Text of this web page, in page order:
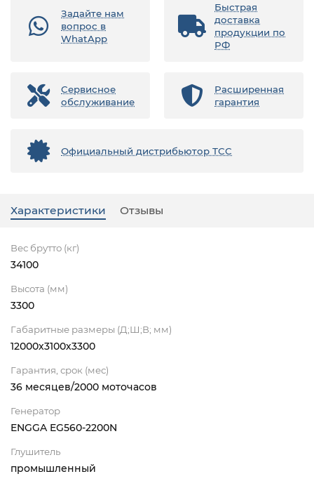
Задайте нам
вопрос в
WhatApp
Быстрая
доставка
продукции по
РФ
Сервисное
обслуживание
Расширенная
гарантия
Официальный дистрибьютор ТСС
Характеристики Отзывы
Вес брутто (кг)
34100
Высота (мм)
3300
Габаритные размеры (Д;Ш;В; мм)
12000х3100х3300
Гарантия, срок (мес)
36 месяцев/2000 моточасов
Генератор
ENGGA EG560-2200N
Глушитель
промышленный